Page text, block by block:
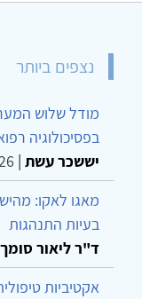
נצפים ביותר
מודל שלוש
בפסיכולוגיה
יששכר עשת |
מאגו לאקו:
בעיות התנהגות
ד"ר ליאור סומך
אקטיביות